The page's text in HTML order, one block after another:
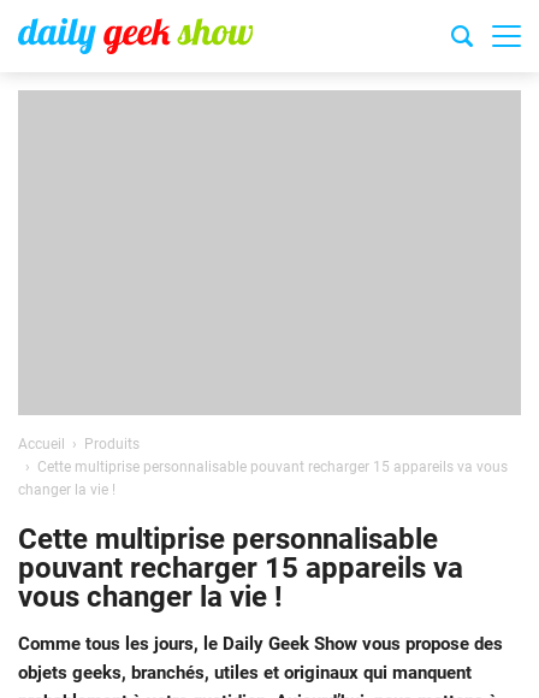
Accueil
Produits
Cette multiprise personnalisable pouvant recharger 15 appareils va vous
changer la vie !
Cette multiprise personnalisable
pouvant recharger 15 appareils va
vous changer la vie !
Comme tous les jours, le Daily Geek Show vous propose des
objets geeks, branchés, utiles et originaux qui manquent